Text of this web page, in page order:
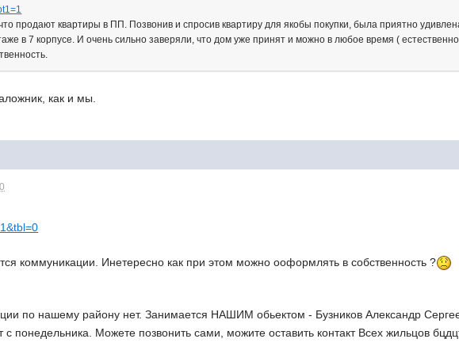
продают квартиры в ПП. Позвонив и спросив квартиру для якобы покупки, была приятно
в 7 корпусе. И очень сильно заверяли, что дом уже принят и можно в любое время (
как и мы.
коммуникации. Инетересно как при этом можно ооформлять в собственность ?
по нашему району нет. Занимается НАШИМ обьектом - Бузников Александр
понедельника. Можете позвонить сами, можите оставить контакт Всех жильцов